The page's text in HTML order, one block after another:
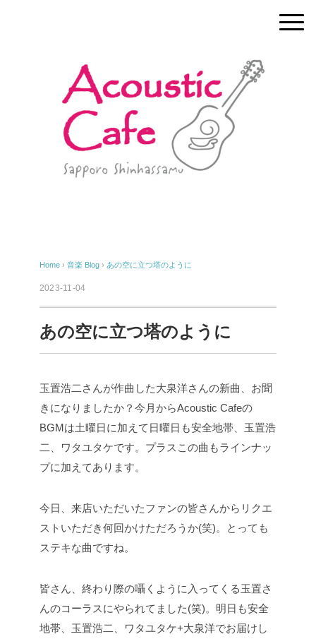
Home › 音楽 Blog › あの空に立つ塔のように
2023-11-04
あの空に立つ塔のように
玉置浩二さんが作曲した大泉洋さんの新曲、お聞
きになりましたか？ 今月からAcoustic Cafeの
BGMは土曜日に加えて日曜日も安全地帯、玉置浩
二、ワタユタケです。 プラスこの曲もラインナッ
プに加えてあります。
今日、来店いただいたファンの皆さんからリクエ
ストいただき何回かけただろうか(笑)。
とっても
ステキな曲ですね。
皆さん、終わり際の囁くように入ってくる玉置さ
んのコーラスにやられてました(笑)。 明日も安全
地帯、玉置浩二、ワタユタケ+大泉洋でお届けし